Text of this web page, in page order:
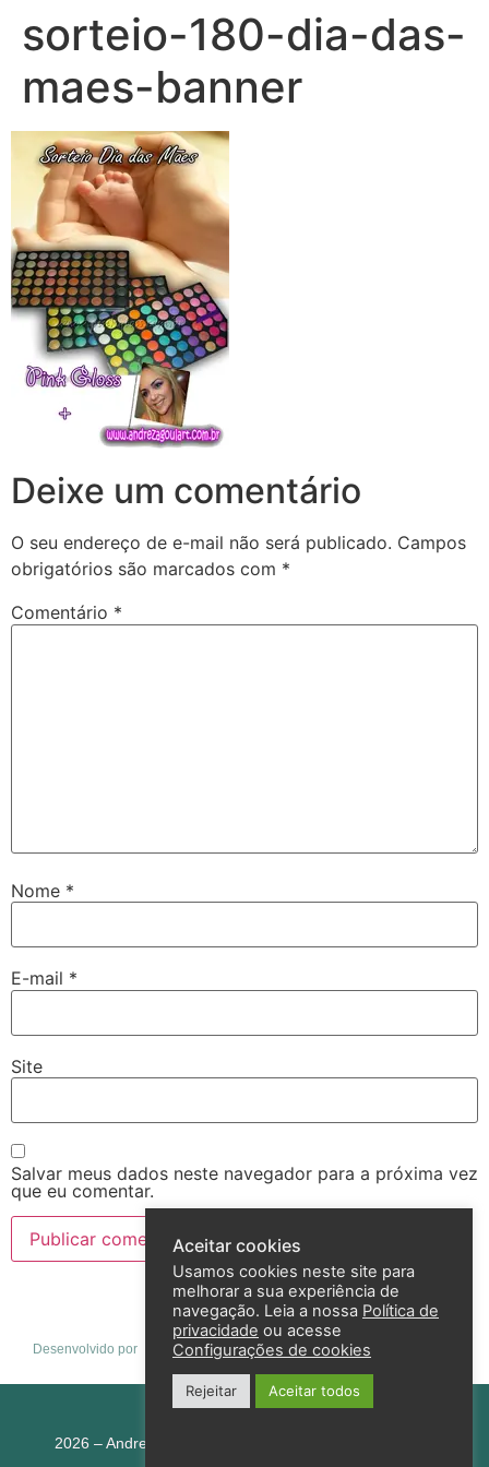
sorteio-180-dia-das-
maes-banner
Deixe um comentário
O seu endereço de e-mail não será publicado. Campos
obrigatórios são marcados com *
Comentário *
Nome *
E-mail *
Site
Salvar meus dados neste navegador para a próxima vez
que eu comentar.
Desenvolvido por
Política de privacidade
2026 – Andreza Goulart – Todos os direitos reservados
Aceitar cookies
Usamos cookies neste site para
melhorar a sua experiência de
navegação. Leia a nossa Política de
privacidade ou acesse
Configurações de cookies
Rejeitar Aceitar todos